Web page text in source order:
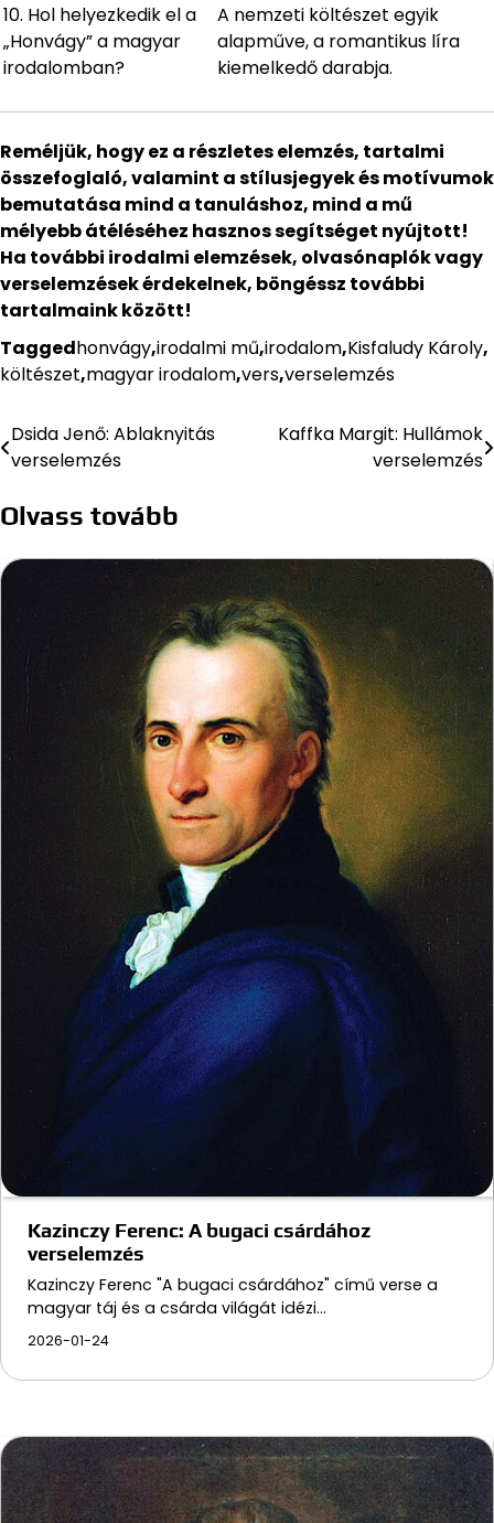
10. Hol helyezkedik el a
„Honvágy” a magyar
irodalomban?
A nemzeti költészet egyik
alapműve, a romantikus líra
kiemelkedő darabja.
Reméljük, hogy ez a részletes elemzés, tartalmi
összefoglaló, valamint a stílusjegyek és motívumok
bemutatása mind a tanuláshoz, mind a mű
mélyebb átéléséhez hasznos segítséget nyújtott!
Ha további irodalmi elemzések, olvasónaplók vagy
verselemzések érdekelnek, böngéssz további
tartalmaink között!
Taggedhonvágy,irodalmi mű,irodalom,Kisfaludy Károly,
költészet,magyar irodalom,vers,verselemzés
Bejegyzés
Dsida Jenő: Ablaknyitás
verselemzés
Kaffka Margit: Hullámok
verselemzés
Olvass tovább
Kazinczy Ferenc: A bugaci csárdához
verselemzés
Kazinczy Ferenc "A bugaci csárdához" című verse a
magyar táj és a csárda világát idézi…
2026-01-24